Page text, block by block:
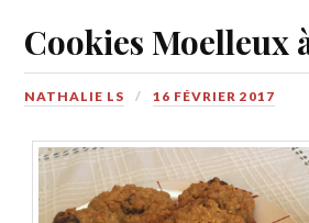
Cookies Moelleux
NATHALIE LS 16 FÉVRIER 2017